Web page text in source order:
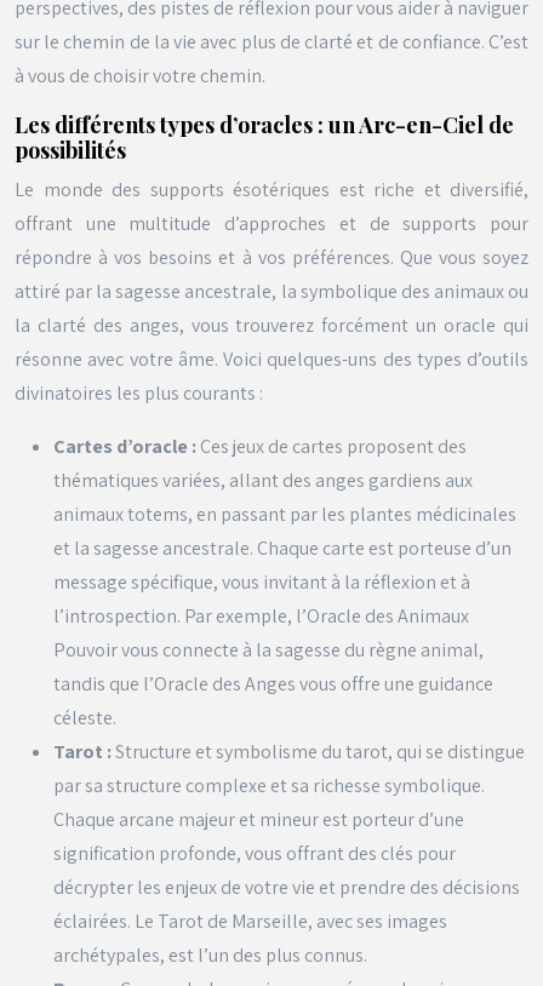
perspectives, des pistes de réflexion pour vous aider à naviguer
sur le chemin de la vie avec plus de clarté et de confiance. C’est
à vous de choisir votre chemin.
Les différents types d’oracles : un Arc-en-Ciel de
possibilités
Le monde des supports ésotériques est riche et diversifié,
offrant une multitude d’approches et de supports pour
répondre à vos besoins et à vos préférences. Que vous soyez
attiré par la sagesse ancestrale, la symbolique des animaux ou
la clarté des anges, vous trouverez forcément un oracle qui
résonne avec votre âme. Voici quelques-uns des types d’outils
divinatoires les plus courants :
Cartes d’oracle :Ces jeux de cartes proposent des
thématiques variées, allant des anges gardiens aux
animaux totems, en passant par les plantes médicinales
et la sagesse ancestrale. Chaque carte est porteuse d’un
message spécifique, vous invitant à la réflexion et à
l’introspection. Par exemple, l’Oracle des Animaux
Pouvoir vous connecte à la sagesse du règne animal,
tandis que l’Oracle des Anges vous offre une guidance
céleste.
Tarot :Structure et symbolisme du tarot, qui se distingue
par sa structure complexe et sa richesse symbolique.
Chaque arcane majeur et mineur est porteur d’une
signification profonde, vous offrant des clés pour
décrypter les enjeux de votre vie et prendre des décisions
éclairées. Le Tarot de Marseille, avec ses images
archétypales, est l’un des plus connus.